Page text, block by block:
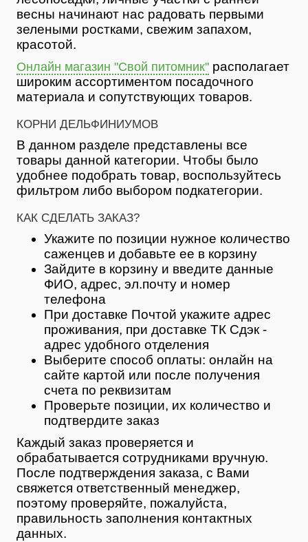
весны начинают нас радовать первыми
зелеными ростками, свежим запахом,
красотой.
Онлайн магазин "Свой питомник" располагает
широким ассортиментом посадочного
материала и сопутствующих товаров.
КОРНИ ДЕЛЬФИНИУМОВ
В данном разделе представлены все
товары данной категории. Чтобы было
удобнее подобрать товар, воспользуйтесь
фильтром либо выбором подкатегории.
КАК СДЕЛАТЬ ЗАКАЗ?
Укажите по позиции нужное количество
саженцев и добавьте ее в корзину
Зайдите в корзину и введите данные
ФИО, адрес, эл.почту и номер
телефона
При доставке Почтой укажите адрес
проживания, при доставке ТК Сдэк -
адрес удобного отделения
Выберите способ оплаты: онлайн на
сайте картой или после получения
счета по реквизитам
Проверьте позиции, их количество и
подтвердите заказ
Каждый заказ проверяется и
обрабатывается сотрудниками вручную.
После подтверждения заказа, с Вами
свяжется ответственный менеджер,
поэтому проверяйте, пожалуйста,
правильность заполнения контактных
данных.